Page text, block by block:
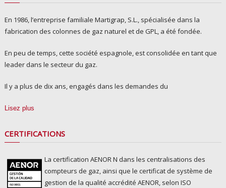
En 1986, l’entreprise familiale Martigrap, S.L., spécialisée dans la
fabrication des colonnes de gaz naturel et de GPL, a été fondée.
En peu de temps, cette société espagnole, est consolidée en tant que
leader dans le secteur du gaz.
Il y a plus de dix ans, engagés dans les demandes du
Lisez plus
CERTIFICATIONS
La certification AENOR N dans les centralisations des
compteurs de gaz, ainsi que le certificat de système de
gestion de la qualité accrédité AENOR, selon ISO